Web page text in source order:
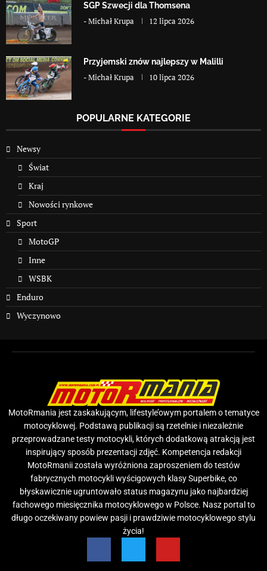
SGP Szwecji dla Thomsena
-Michał Krupa 12 lipca 2026
Przyjemski znów najlepszy w Malilli
-Michał Krupa 10 lipca 2026
POPULARNE KATEGORIE
Newsy
Świat
Kraj
Nowości rynkowe
Sport
MotoGP
Inne
WSBK
Enduro
Wyczynowo
MotoRmania jest zaskakującym, lifestyle’owym portalem o tematyce
motocyklowej. Podstawą publikacji są rzetelnie i niezależnie
przeprowadzane testy motocykli, których dodatkową atrakcją jest
inspirujący sposób prezentacji zdjęć. Kompetencja redakcji
MotoRmanii została wyróżniona zaproszeniem do testów
fabrycznych motocykli wyścigowych klasy Superbike, co
błyskawicznie ugruntowało status magazynu jako najbardziej
fachowego miesięcznika motocyklowego w Polsce. Nasz portal to
długo oczekiwany powiew pasji i prawdziwie motocyklowego stylu
życia!